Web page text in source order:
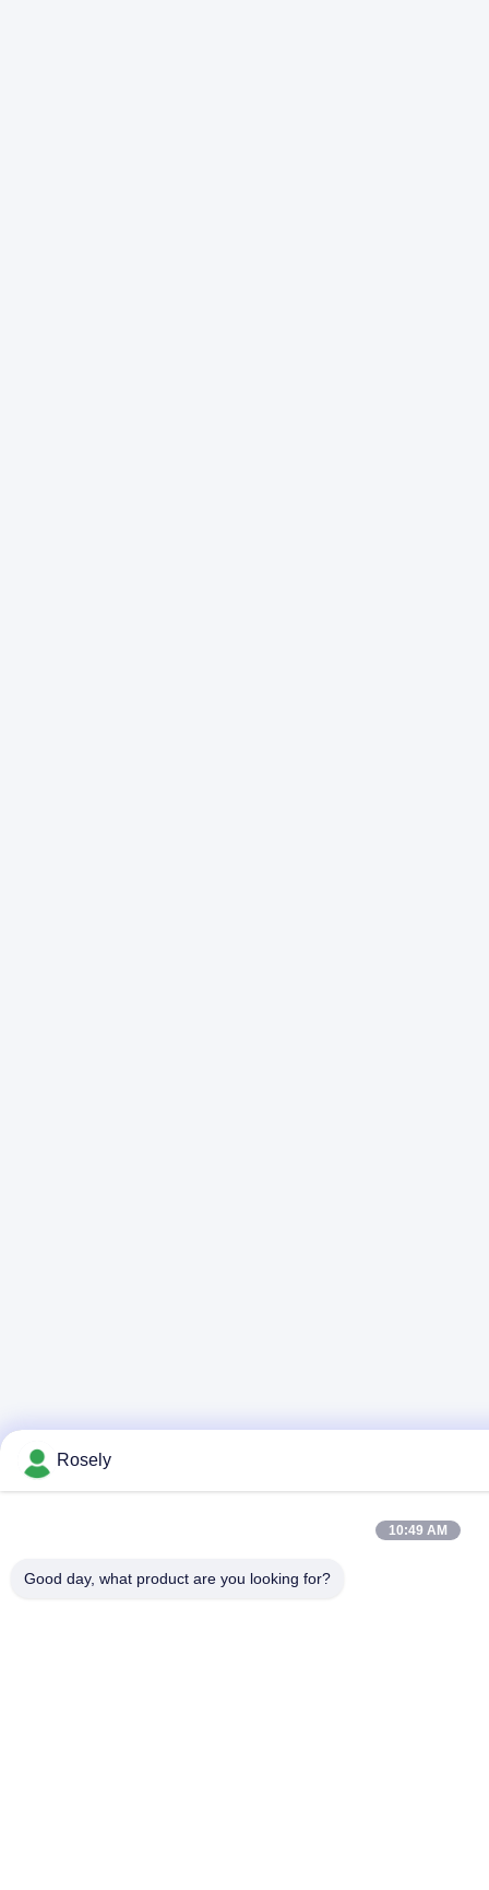
Rosely
10:49 AM
Good day, what product are you looking for?